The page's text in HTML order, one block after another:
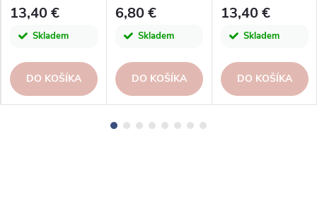
13,40 €
Skladem
DO KOŠÍKA
plast, hnedá,
6,80 €
Skladem
DO KOŠÍKA
13,40 €
Skladem
DO KOŠÍKA